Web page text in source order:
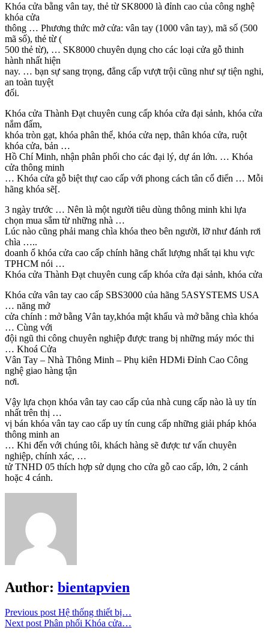
Khóa cửa bằng vân tay, thẻ từ SK8000 là đỉnh cao của công nghệ
khóa cửa
thông … Phương thức mở cửa: vân tay (1000 vân tay), mã số (500
mã số), thẻ từ (
500 thẻ từ), … SK8000 chuyên dụng cho các loại cửa gỗ thinh
hành nhất hiện
nay. … bạn sự sang trọng, đẳng cấp vượt trội cũng như sự tiện nghi,
an toàn tuyệt
đối.
Khóa cửa Thành Đạt chuyên cung cấp khóa cửa đại sảnh, khóa cửa
nắm đấm,
khóa tròn gạt, khóa phân thể, khóa cửa nẹp, thân khóa cửa, ruột
khóa cửa, bản …
Hồ Chí Minh, nhận phân phối cho các đại lý, dự án lớn. … Khóa
cửa thông minh
… Khóa cửa gỗ biệt thự cao cấp với phong cách tân cổ điển … Mỗi
hãng khóa sẽ[.
3 ngày trước … Nên là một người tiêu dùng thông minh khi lựa
chọn mua sắm từ những nhà …
Lúc nào cũng phải mang chìa khóa theo bên người, lỡ như đánh rơi
chìa …..
doanh ổ khóa cửa cao cấp chính hãng chất lượng nhất tại khu vực
TPHCM nói …
Khóa cửa Thành Đạt chuyên cung cấp khóa cửa đại sảnh, khóa cửa
Khóa cửa vân tay cao cấp SBS3000 của hãng 5ASYSTEMS USA
… năng mở
cửa chính : mở bằng Vân tay,khóa mật khẩu và mở bằng chìa khóa
… Cùng với
đội ngũ thi công chuyên nghiệp được trang bị những máy móc thi
… Khoá Cửa
Vân Tay – Nhà Thông Minh – Phụ kiên HDMi Đỉnh Cao Công
nghệ giao hàng tận
nơi.
Vậy lựa chọn khóa vân tay cao cấp của nhà cung cấp nào là uy tín
nhất trên thị …
vị bán khóa vân tay cao cấp uy tín cung cấp những giải pháp khóa
thông minh an
… Khi đến với chúng tôi, khách hàng sẽ được tư vấn chuyên
nghiệp, chính xác, …
tử TNHD 05 thích hợp sử dụng cho cửa gỗ cao cấp, lớn, 2 cánh
hoặc 4 cánh.
Author: bientapvien
Previous postHệ thống thiết bị…
Next postPhân phối Khóa cửa…